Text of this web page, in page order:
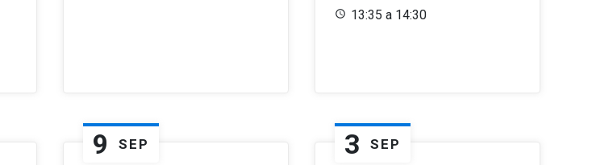
13:35 a 14:30
9 SEP 3 SEP